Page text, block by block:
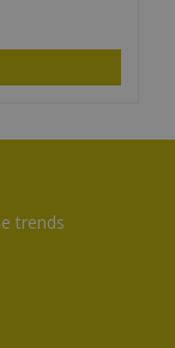
trends